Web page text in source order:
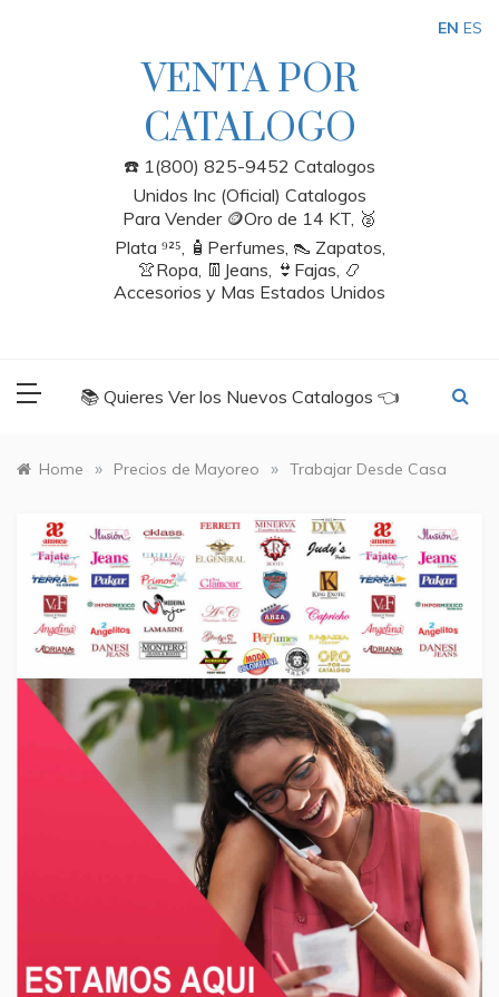
VENTA POR
CATALOGO
☎️ 1(800) 825-9452 Catalogos
Unidos Inc (Oficial) Catalogos
Para Vender 🪙Oro de 14 KT, 🥈
Plata ⁹²⁵, 🧴Perfumes, 👠 Zapatos,
👚Ropa, 👖Jeans, 👙Fajas, 📿
Accesorios y Mas Estados Unidos
📚 Quieres Ver los Nuevos Catalogos 👈
Home » Precios de Mayoreo » Trabajar Desde Casa
EN ES